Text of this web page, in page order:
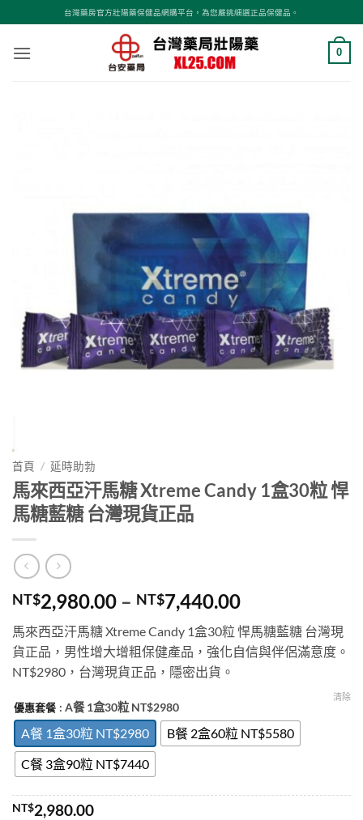
轉
台灣藥房官方壯陽藥保健品網購平台，為您嚴挑細選正品保健品。
0
首頁 / 延時助勃
馬來西亞汗馬糖 Xtreme Candy 1盒30粒 悍
馬糖藍糖 台灣現貨正品
NT$2,980.00 – NT$7,440.00價
格
範
圍：
NT$7,440.00
馬來西亞汗馬糖 Xtreme Candy 1盒30粒 悍馬糖藍糖 台灣現
貨正品，男性增大增粗保健產品，強化自信與伴侶滿意度。
NT$2980，台灣現貨正品，隱密出貨。
優惠套餐 : A餐 1盒30粒 NT$2980
A餐 1盒30粒 NT$2980
B餐 2盒60粒 NT$5580
C餐 3盒90粒 NT$7440
清除
NT$2,980.00